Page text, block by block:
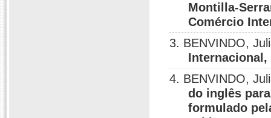
Montilla-
Comércio
3. BENVINDO,
Internacional,
4. BENVINDO,
do inglês
formulado